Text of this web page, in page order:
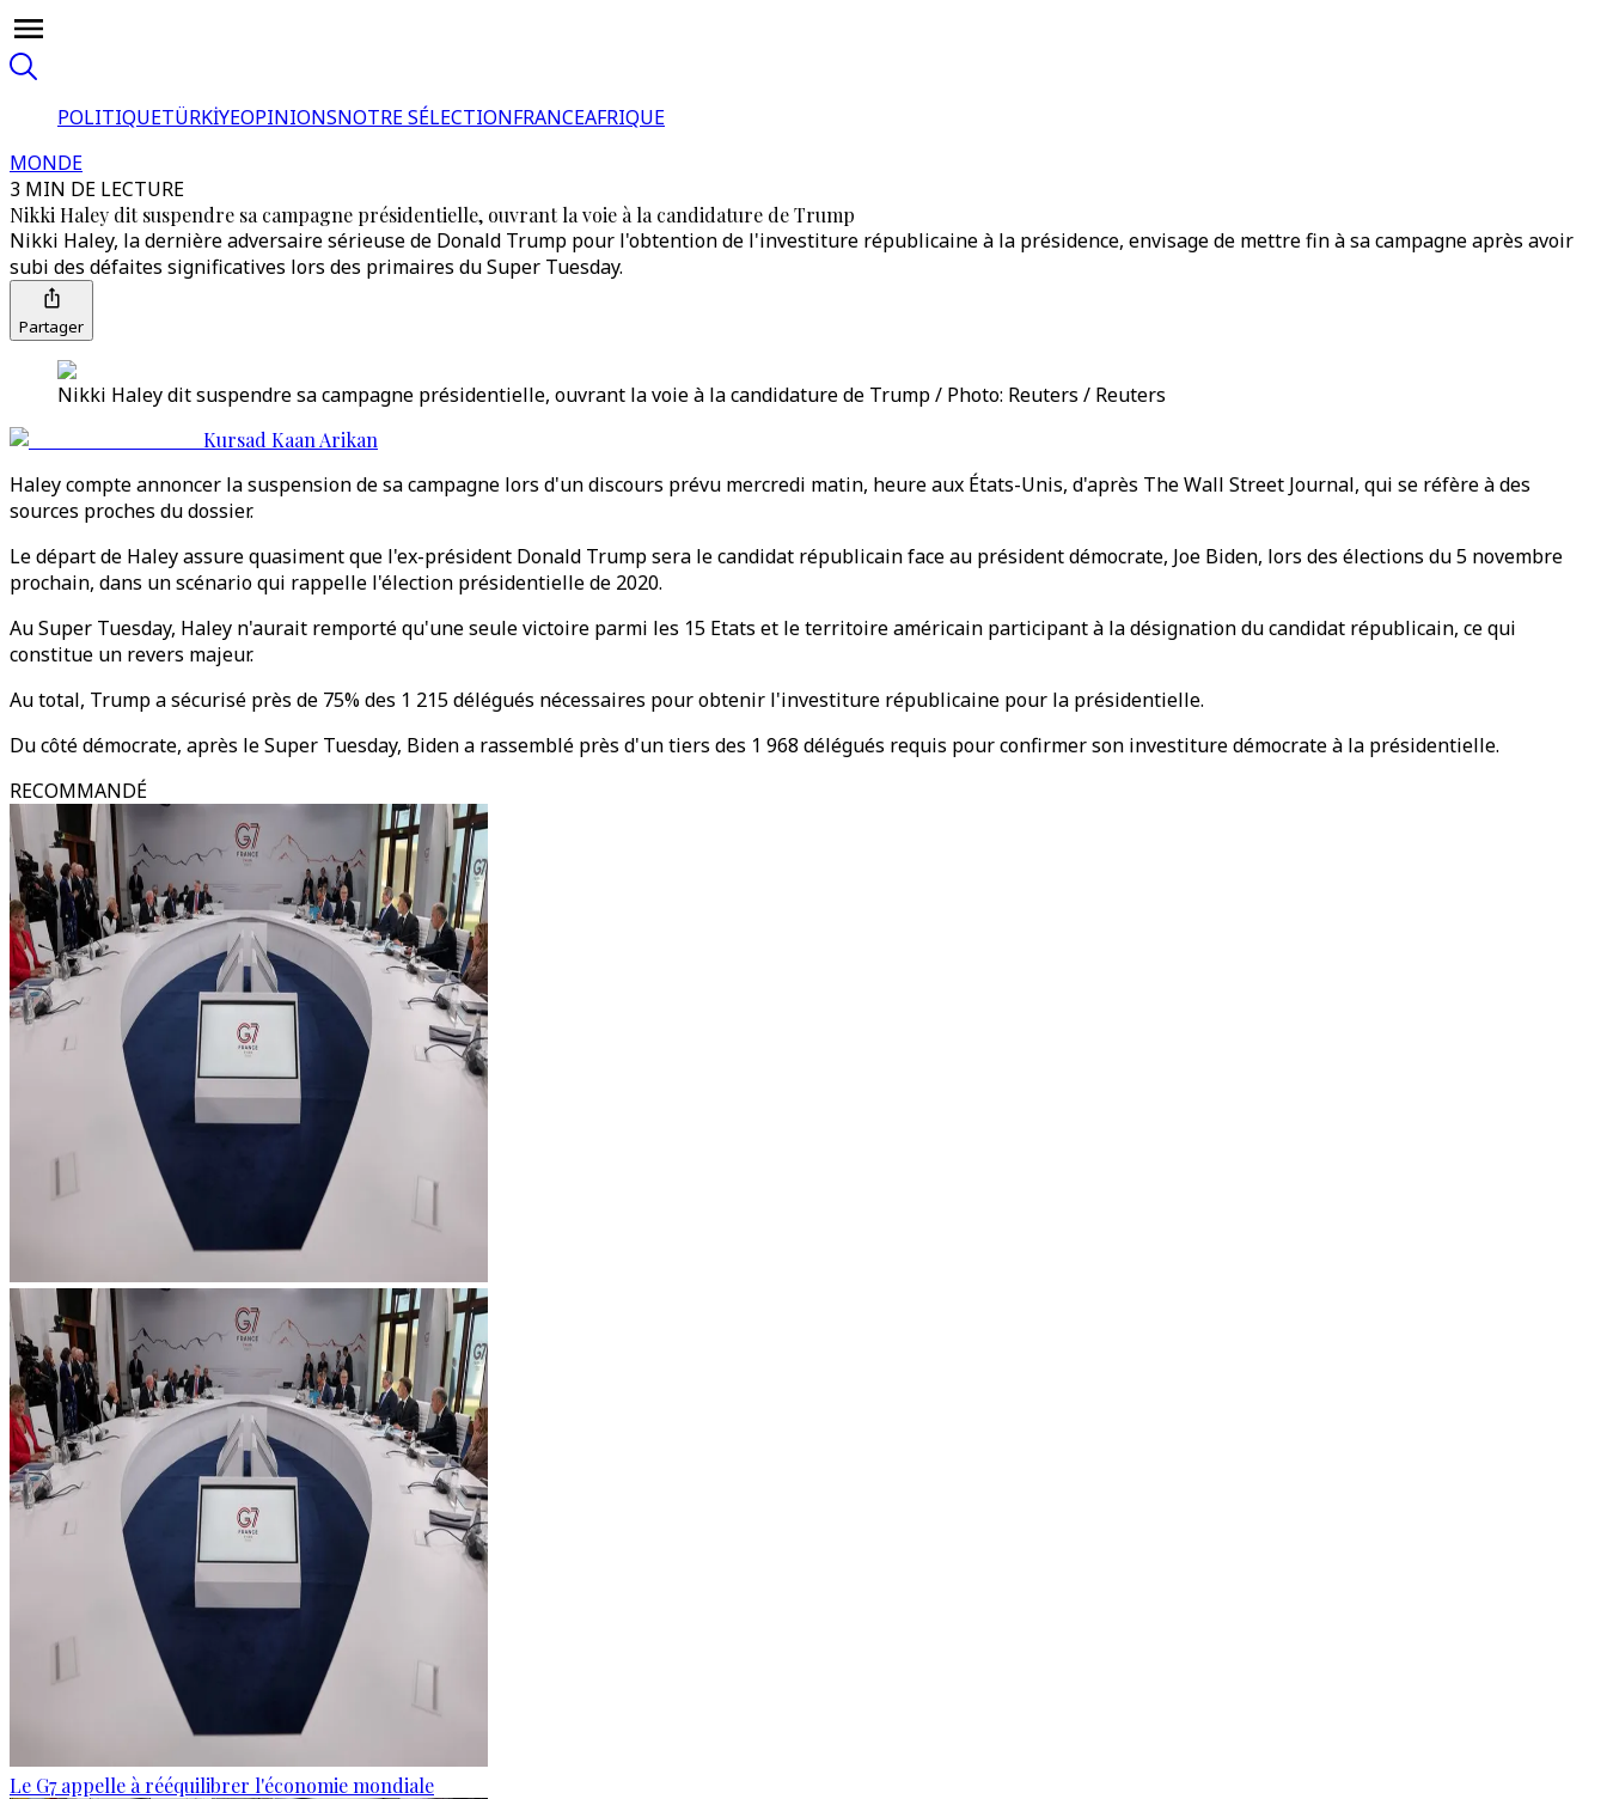
POLITIQUETÜRKİYEOPINIONSNOTRE SÉLECTIONFRANCEAFRIQUE
MONDE
3 MIN DE LECTURE
Nikki Haley dit suspendre sa campagne présidentielle, ouvrant la voie à la candidature de Trump
Nikki Haley, la dernière adversaire sérieuse de Donald Trump pour l'obtention de l'investiture républicaine à la présidence, envisage de mettre fin à sa campagne après avoir
subi des défaites significatives lors des primaires du Super Tuesday.
Partager
Nikki Haley dit suspendre sa campagne présidentielle, ouvrant la voie à la candidature de Trump / Photo: Reuters / Reuters
Kursad Kaan Arikan
Haley compte annoncer la suspension de sa campagne lors d'un discours prévu mercredi matin, heure aux États-Unis, d'après The Wall Street Journal, qui se réfère à des
sources proches du dossier.
Le départ de Haley assure quasiment que l'ex-président Donald Trump sera le candidat républicain face au président démocrate, Joe Biden, lors des élections du 5 novembre
prochain, dans un scénario qui rappelle l'élection présidentielle de 2020.
Au Super Tuesday, Haley n'aurait remporté qu'une seule victoire parmi les 15 Etats et le territoire américain participant à la désignation du candidat républicain, ce qui
constitue un revers majeur.
Au total, Trump a sécurisé près de 75% des 1 215 délégués nécessaires pour obtenir l'investiture républicaine pour la présidentielle.
Du côté démocrate, après le Super Tuesday, Biden a rassemblé près d'un tiers des 1 968 délégués requis pour confirmer son investiture démocrate à la présidentielle.
RECOMMANDÉ
Le G7 appelle à rééquilibrer l'économie mondiale